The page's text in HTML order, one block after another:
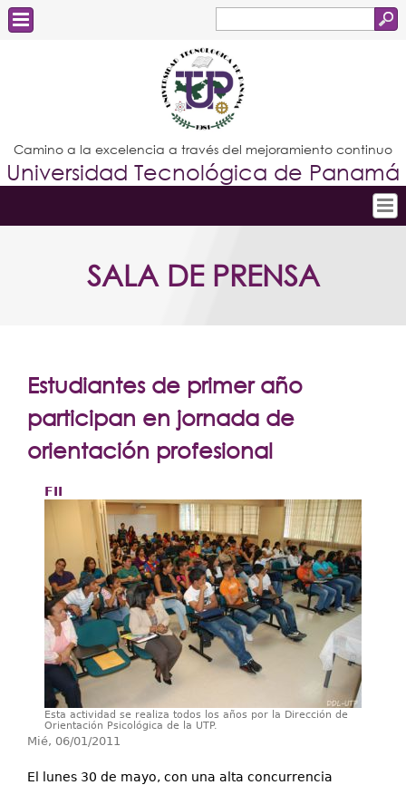
de
búsqueda
Estudiantes
Docentes
Administrativos
Graduados
Camino a la excelencia a través del mejoramiento continuo
Universidad Tecnológica de Panamá
Conoce la UTP
Postgrados
Extensión
Facultades
Servicios
Internacional
Transparencia
SALA DE PRENSA
Estudiantes de primer año
participan en jornada de
orientación profesional
FII
Esta actividad se realiza todos los años por la Dirección de
Orientación Psicológica de la UTP.
Mié, 06/01/2011
El lunes 30 de mayo, con una alta concurrencia